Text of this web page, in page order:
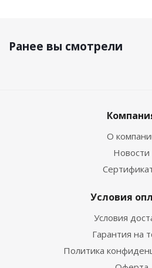
Ранее вы смотрели
О
Новости
Условия
Условия
Гарантия на
Политика